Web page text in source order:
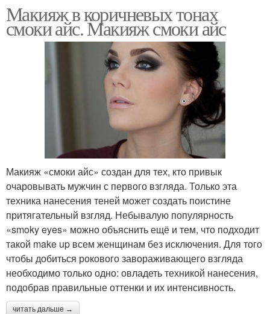
Макияж в коричневых тонах
смоки айс. Макияж смоки айс
Макияж «смоки айс» создан для тех, кто привык
очаровывать мужчин с первого взгляда. Только эта
техника нанесения теней может создать поистине
притягательный взгляд. Небывалую популярность
«smoky eyes» можно объяснить ещё и тем, что подходит
такой make up всем женщинам без исключения. Для того
чтобы добиться рокового завораживающего взгляда
необходимо только одно: овладеть техникой нанесения,
подобрав правильные оттенки и их интенсивность.
читать дальше →